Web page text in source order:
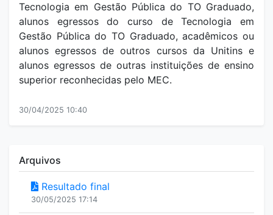
Arquivos
Resultado final
30/05/2025 17:14
Tecnologia em Gestão Pública do TO Graduado,
alunos egressos do curso de Tecnologia em
Gestão Pública do TO Graduado, acadêmicos ou
alunos egressos de outros cursos da Unitins e
alunos egressos de outras instituições de ensino
superior reconhecidas pelo MEC.
30/04/2025 10:40